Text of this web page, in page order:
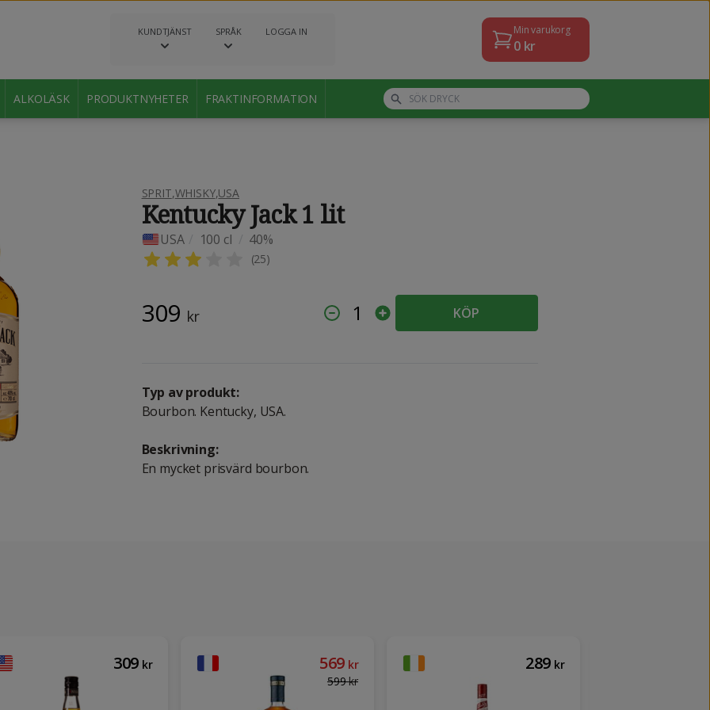
KUNDTJÄNST SPRÅK LOGGA IN Min varukorg
0kr
ALKOLÄSK PRODUKTNYHETER FRAKTINFORMATION
SPRIT,WHISKY,USA
Kentucky Jack 1 lit
USA 100 cl 40%
(25)
309 kr 1 KÖP
Typ av produkt:
Bourbon. Kentucky, USA.
Beskrivning:
En mycket prisvärd bourbon.
309 kr 569 kr
599kr
289 kr